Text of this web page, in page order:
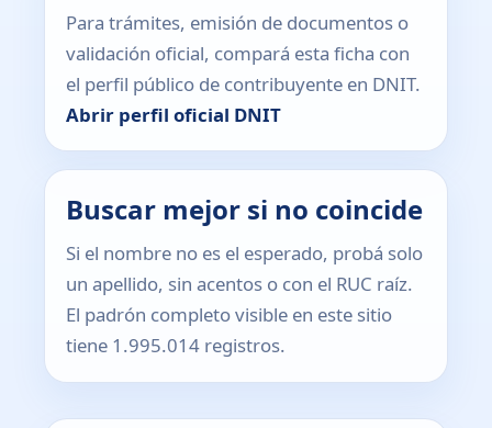
Para trámites, emisión de documentos o
validación oficial, compará esta ficha con
el perfil público de contribuyente en DNIT.
Abrir perfil oficial DNIT
Buscar mejor si no coincide
Si el nombre no es el esperado, probá solo
un apellido, sin acentos o con el RUC raíz.
El padrón completo visible en este sitio
tiene 1.995.014 registros.